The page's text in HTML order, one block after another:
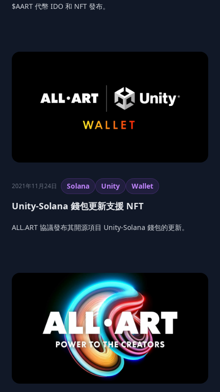
$AART 代幣 IDO 和 NFT 發布。
2021年11月24日 Solana Unity Wallet
Unity-Solana 錢包更新支援 NFT
ALL.ART 協議發布其開源項目 Unity-Solana 錢包的更新。